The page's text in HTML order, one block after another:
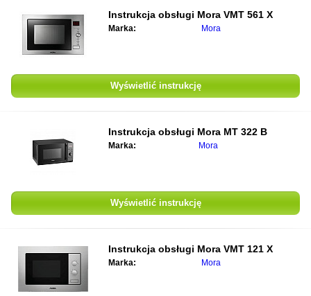
Instrukcja obsługi Mora VMT 561 X
Marka: Mora
Wyświetlić instrukcję
Instrukcja obsługi Mora MT 322 B
Marka: Mora
Wyświetlić instrukcję
Instrukcja obsługi Mora VMT 121 X
Marka: Mora